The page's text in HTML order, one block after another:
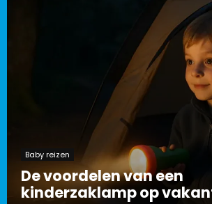
Baby reizen
De voordelen van een
kinderzaklamp op